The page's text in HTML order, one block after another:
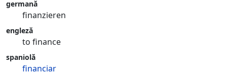
germană
finanzieren
engleză
to finance
spaniolă
financiar